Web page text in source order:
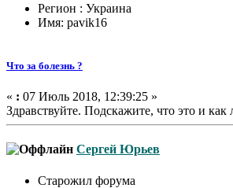
Регион : Украина
Имя: pavik16
Что за болезнь ?
« : 07 Июль 2018, 12:39:25 »
Здравствуйте. Подскажите, что это и как
Сергей Юрьев
Старожил форума